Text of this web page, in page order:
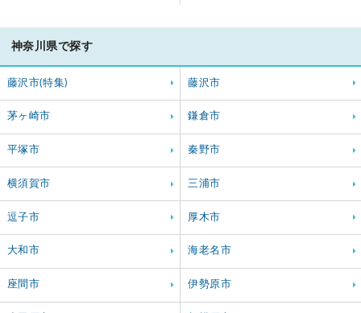
神奈川県で探す
藤沢市(特集) 藤沢市
茅ヶ崎市 鎌倉市
平塚市 秦野市
横須賀市 三浦市
逗子市 厚木市
大和市 海老名市
座間市 伊勢原市